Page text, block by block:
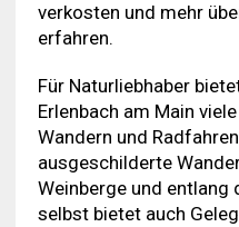
verkosten und mehr
erfahren.
Für Naturliebhaber
Erlenbach am Main
Wandern und
ausgeschilderte
Weinberge und entlang
selbst bietet auch